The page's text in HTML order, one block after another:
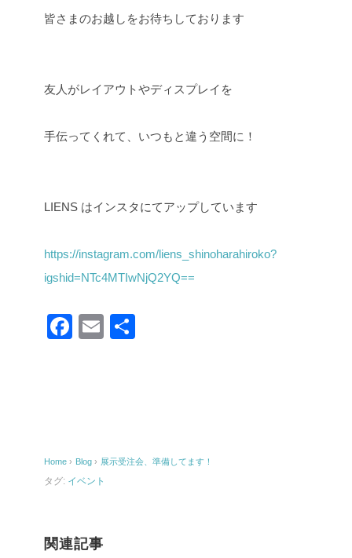
皆さまのお越しをお待ちしております
友人がレイアウトやディスプレイを
手伝ってくれて、いつもと違う空間に！
LIENS はインスタにてアップしています
https://instagram.com/liens_shinoharahiroko?
igshid=NTc4MTIwNjQ2YQ==
F
o
o
E
Home › Blog › 展示受注会、準備してます！
タグ: イベント
関連記事